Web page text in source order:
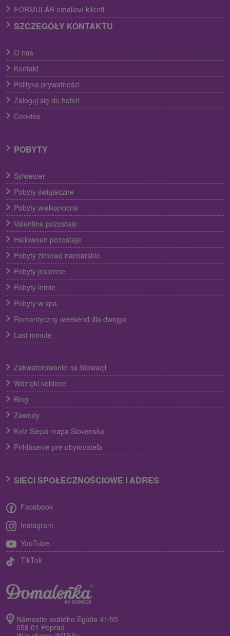
FORMULÁR emailoví klienti
SZCZEGÓŁY KONTAKTU
O nas
Kontakt
Polityka prywatności
Zaloguj się do hoteli
Cookies
POBYTY
Sylwester
Pobyty świąteczne
Pobyty wielkanocne
Valentine pozostaje
Halloween pozostaje
Pobyty zimowe narciarskie
Pobyty jesienne
Pobyty letnie
Pobyty w spa
Romantyczny weekend dla dwojga
Last minute
Zakwaterowanie na Słowacji
Wdzięki kobiece
Blog
Zawody
Kvíz Slepá mapa Slovenska
Prihlásenie pre ubytovateľa
SIECI SPOŁECZNOŚCIOWE I ADRES
Facebook
Instagram
YouTube
TikTok
Námestie svätého Egídia 41/95
058 01 Poprad